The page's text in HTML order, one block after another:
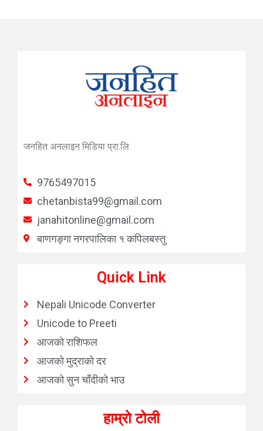
जनहित अनलाइन मिडिया प्रा.लि
9765497015
chetanbista99@gmail.com
janahitonline@gmail.com
बाणगङ्गा नगरपालिका १ कपिलबस्तु
Quick Link
Nepali Unicode Converter
Unicode to Preeti
आजको राशिफल
आजको मुद्राको दर
आजको सुन चाँदीको भाउ
हाम्रो टोली